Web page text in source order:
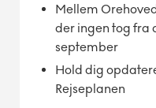
Mellem
der ingen tog fra
september
Hold dig
Rejseplanen